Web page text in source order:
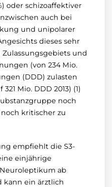
oder schizoaffektiver
auch bei
und unipolarer
dieses sehr
und
(von 234 Mio.
(DDD) zulasten
Mio. DDD 2013) (1)
noch
kritischer zu
empfiehlt die S3-
einjährige
ab
kann ein ärztlich